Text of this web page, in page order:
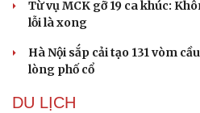
Ăn sạch sống khỏe
Từ vụ MCK gỡ 19 ca khúc:
lỗi là xong
Hà Nội sắp cải tạo 131 vòm
lòng phố cổ
DU LỊCH